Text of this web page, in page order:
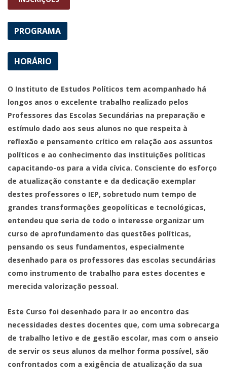
PROGRAMA
HORÁRIO
O Instituto de Estudos Políticos tem acompanhado há
longos anos o excelente trabalho realizado pelos
Professores das Escolas Secundárias na preparação e
estímulo dado aos seus alunos no que respeita à
reflexão e pensamento crítico em relação aos assuntos
políticos e ao conhecimento das instituições políticas
capacitando-os para a vida cívica. Consciente do esforço
de atualização constante e da dedicação exemplar
destes professores o IEP, sobretudo num tempo de
grandes transformações geopolíticas e tecnológicas,
entendeu que seria de todo o interesse organizar um
curso de aprofundamento das questões políticas,
pensando os seus fundamentos, especialmente
desenhado para os professores das escolas secundárias
como instrumento de trabalho para estes docentes e
merecida valorização pessoal.
Este Curso foi desenhado para ir ao encontro das
necessidades destes docentes que, com uma sobrecarga
de trabalho letivo e de gestão escolar, mas com o anseio
de servir os seus alunos da melhor forma possível, são
confrontados com a exigência de atualização da sua